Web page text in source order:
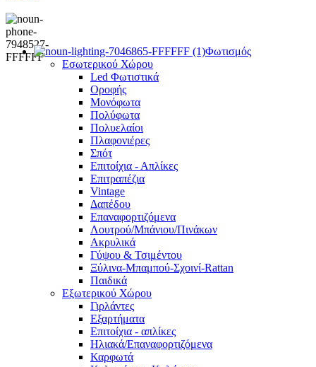
Φωτισμός
Εσωτερικού Χώρου
Led Φωτιστικά
Οροφής
Μονόφωτα
Πολύφωτα
Πολυελαίοι
Πλαφονιέρες
Σπότ
Επιτοίχια - Απλίκες
Επιτραπέζια
Vintage
Δαπέδου
Επαναφορτιζόμενα
Λουτρού/Μπάνιου/Πινάκων
Ακρυλικά
Γύψου & Τσιμέντου
Ξύλινα-Μπαμπού-Σχοινί-Rattan
Παιδικά
Εξωτερικού Χώρου
Γιρλάντες
Εξαρτήματα
Επιτοίχια - απλίκες
Ηλιακά/Επαναφορτιζόμενα
Καρφωτά